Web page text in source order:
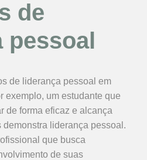
de
pessoal
de liderança pessoal em
exemplo, um estudante que
de forma eficaz e alcança
liderança pessoal.
que busca
de suas